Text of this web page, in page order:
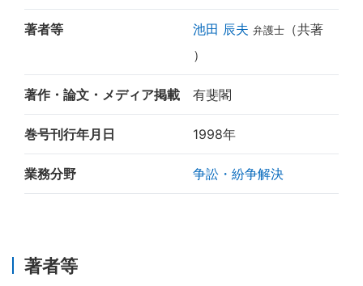
著者等 池田 辰夫 弁護士
（共著
）
著作・論文・メディア掲載 有斐閣
巻号刊行年月日 1998年
業務分野 争訟・紛争解決
著者等